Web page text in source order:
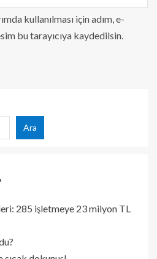
kullanılması için adım, e-
bu tarayıcıya kaydedilsin.
Ara
285 işletmeye 23 milyon TL